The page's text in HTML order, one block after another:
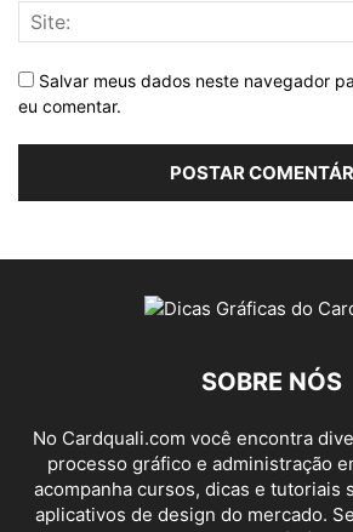
Salvar meus dados neste navegador
eu comentar.
SOBRE NÓS
No Cardquali.com você encontra
processo gráfico e administração
acompanha cursos, dicas e tutoriais
aplicativos de design do mercado.